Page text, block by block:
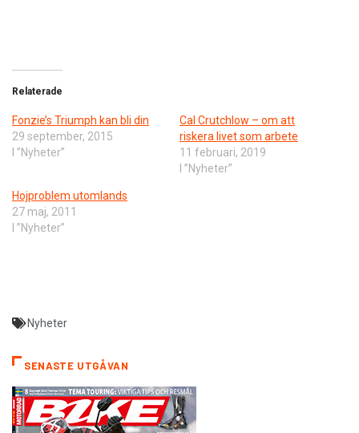
Relaterade
​Fonzie’s Triumph kan bli din
29 september, 2015
I ”Nyheter”
Cal Crutchlow – om att
riskera livet som arbete
11 februari, 2019
I ”Nyheter”
Hojproblem utomlands
27 maj, 2011
I ”Nyheter”
Nyheter
SENASTE UTGÅVAN